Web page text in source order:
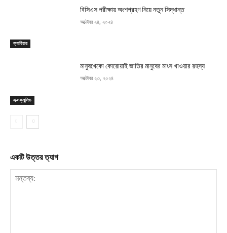
ক্যারিয়ার
বিসিএস পরীক্ষায় অংশগ্রহণ নিয়ে নতুন সিদ্ধান্ত
অক্টোবর ২৪, ২০২৪
এক্সক্লুসিভ
মানুষখেকো কোরোয়াই জাতির মানুষের মাংস খাওয়ার রহস্য
অক্টোবর ২৩, ২০২৪
একটি উত্তর ত্যাগ